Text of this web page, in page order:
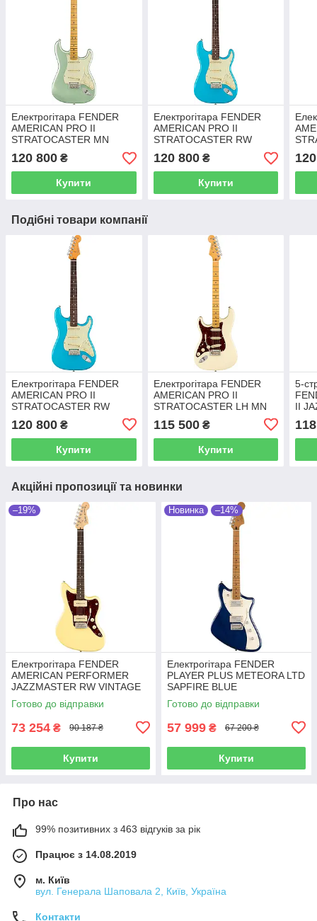
Електрогітара FENDER
AMERICAN PRO II
STRATOCASTER MN
MYST SFG
120 800 ₴
Купити
Електрогітара FENDER
AMERICAN PRO II
STRATOCASTER RW
MIAMI BLUE
120 800₴
Купити
Подібні товари компанії
Електрогітара FENDER
AMERICAN PRO II
STRATOCASTER RW
120 800 ₴
Купити
Електрогітара FENDER
AMERICAN PRO II
STRATOCASTER LH MN
115 500₴
Купити
5-
II
Акційні пропозиції та новинки
–19%
Електрогітара FENDER
AMERICAN PERFORMER
JAZZMASTER RW VINTAGE
WHITE
Готово до відправки
73 254 ₴ 90 187 ₴
Купити
Новинка –14%
Електрогітара FENDER
PLAYER PLUS METEORA LTD
SAPFIRE BLUE
TRANSPARENT
Готово до відправки
57 999 ₴ 67 200 ₴
Купити
Про нас
99% позитивних з 463 відгуків за рік
Працює з 14.08.2019
м. Київ
вул. Генерала Шаповала 2, Київ, Україна
Контакти